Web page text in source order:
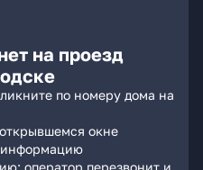
на проезд
по номеру дома на
окне
информацию
оператор перезвонит и